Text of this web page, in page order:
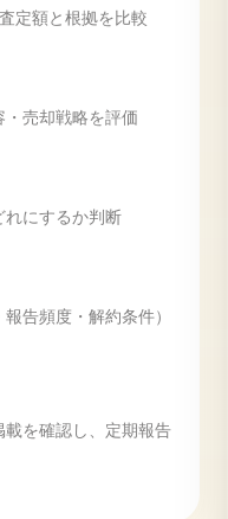
定額と根拠を比較
売却戦略を評価
にするか判断
告頻度・解約条件）
を確認し、定期報告